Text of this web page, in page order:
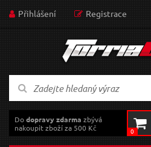
Přihlášení Registrace
Dodopravy zdarma zbývá
nakoupit zboží za 500 Kč
0